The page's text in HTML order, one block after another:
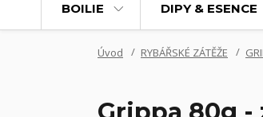
BOILIE DIPY & ESENCE
Úvod RYBÁŘSKÉ ZÁTĚŽE